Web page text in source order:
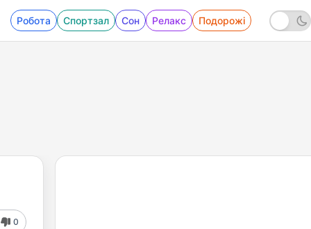
Робота Спортзал Сон Релакс Подорожі
0